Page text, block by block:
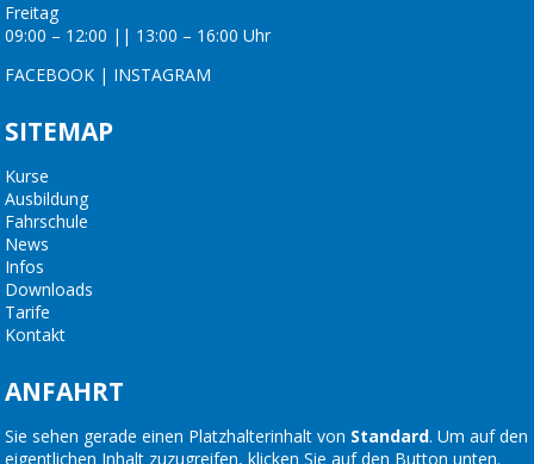
Freitag
09:00 – 12:00 || 13:00 – 16:00 Uhr
FACEBOOK | INSTAGRAM
SITEMAP
Kurse
Ausbildung
Fahrschule
News
Infos
Downloads
Tarife
Kontakt
ANFAHRT
Sie sehen gerade einen Platzhalterinhalt von Standard. Um auf den
eigentlichen Inhalt zuzugreifen, klicken Sie auf den Button unten.